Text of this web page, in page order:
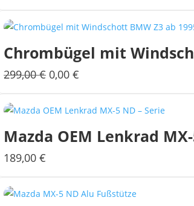
Chrombügel mit
299,00€ Ursprünglicher
war:
0,00€
ist:
Mazda OEM Lenkrad
189,00€